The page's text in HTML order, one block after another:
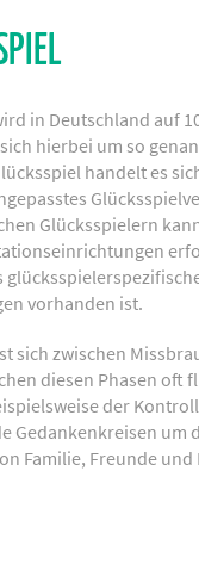
in Deutschland auf
hierbei um so
handelt es
Glücksspielern
vorhanden ist.
sich zwischen
diesen Phasen oft
der
Gedankenkreisen um
Familie, Freunde und